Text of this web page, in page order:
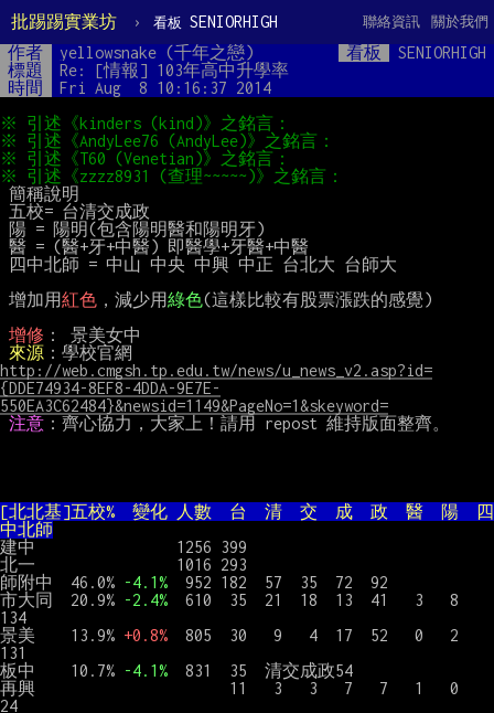
批踢踢實業坊 › 看板 SENIORHIGH 關於我們
聯絡資訊
作者 yellowsnake (千年之戀) 看板
SENIORHIGH
標題
Re: [情報] 103年高中升學率
時間
Fri Aug  8 10:16:37 2014
增加用紅色 ，減少用綠色(這樣比較有股票漲跌的感覺)
增修 ： 景美女中
來源 ：學校官網
http://web.cmgsh.tp.edu.tw/news/u_news_v2.asp?id=
{DDE74934-8EF8-4DDA-9E7E-
550EA3C62484}&newsid=1149&PageNo=1&skeyword=
注意 ：齊心協力，大家上！請用 repost 維持版面整齊。
[北北基]五校%  變化 人數  台  清  交  成  政  醫  陽  四
中北師
建中                1256 399
北一                1016 293
師附中  46.0% -4.1%
  952 182  57  35  72  92
市大同  20.9% -2.4%
  610  35  21  18  13  41   3   8
134
景美    13.9% +0.8%
  805  30   9   4  17  52   0   2
131
板中    10.7% -4.1%
  831  35  清交成政54
再興                      11   3   3   7   7   1   0